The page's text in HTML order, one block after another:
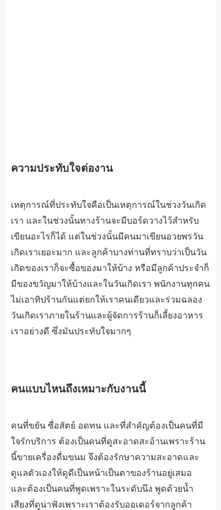
ความประทับใจต่องาน
เหตุการณ์ที่ประทับใจคือเป็นเหตุการณ์ในช่วงวันเกิด
เรา และในช่วงนั้นทางร้านจะมีบอร์ดวางไว้สำหรับ
เขียนอะไรก็ได้ แต่ในช่วงนั้นมีคนมาเขียนอวยพรวัน
เกิดเราเยอะมาก และลูกค้าบางท่านที่ทราบว่าเป็นวัน
เกิดของเราก็จะซื้อของมาให้บ้าง หรือมีลูกค้าประจำก็
มีของขวัญมาให้บ้างและในวันเกิดเรา พนักงานทุกคน
ไม่เอาทิปร้านกันแต่ยกให้เราคนเดียวและร่วมฉลอง
วันเกิดเราภายในร้านและผู้จัดการร้านก็เลี้ยงอาหาร
เราอย่างดี ซึ่งมันประทับใจมากๆ
คนแบบไหนถึงเหมาะกับงานนี้
คนที่ขยัน ซื่อสัตย์ อดทน และที่สำคัญต้องเป็นคนที่มี
ใจรักบริการ ต้องเป็นคนที่ดูสะอาดสะอ้านเพราะร้าน
นี้ขายเครื่องดื่มขนม จึงต้องรักษาความสะอาดและ
ดูแลตัวเองให้ดูดีเป็นหน้าเป็นตาของร้านอยู่เสมอ
และต้องเป็นคนที่พูดเพราะในระดับนึง พูดด้วยน้ำ
เสียงที่ดูน่าฟังเพราะเราต้องรับออเดอร์จากลูกค้า